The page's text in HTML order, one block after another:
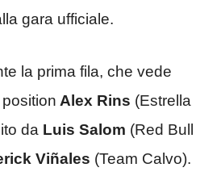
gara ufficiale.
la prima fila, che vede
Alex Rins (Estrella
da Luis Salom (Red Bull
Viñales (Team Calvo).